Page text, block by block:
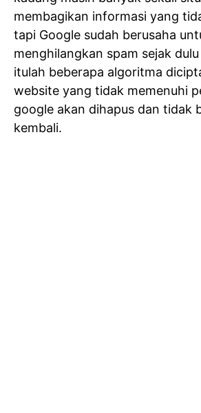
membagikan informasi yang
tapi Google sudah berusaha
menghilangkan spam sejak
itulah beberapa algoritma
website yang tidak memenuhi
google akan dihapus dan tidak
kembali.